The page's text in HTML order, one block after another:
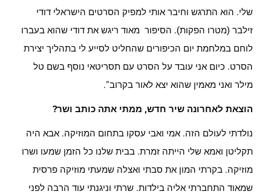
שלי. הוא התרגש וחיבר אותי למפיק הסרטים הישראלי דודי
זילבר (מטרו הפקות). הסיפור מאוד ריגש את דודי שהוא בעברו
לוחם במלחמת יום הכיפורים שהחליט לסייע לי בתהליך יצירת
הסרט. כיום אני עובד על הסרט עם תסריטאי נוסף בשם טל
מילר ואני מאמין שהוא יצא לאור בקרוב".
הוצאת לאחרונה שיר חדש, ממתי אתה כותב ושר?
נולדתי לעולם הזה. אמי ואבי עסקו בתחום המוזיקה. אבא היה
תקליטן ואמא שלי הייתה זמרת. בבית שלנו כל הזמן שמעו ושרו
מוזיקה. בקרתי המון את סבתי ואצלה שמעתי מוזיקה פרסית
שמאוד התחברתי אליה בילדות. שרתי וניגנתי עוד הרבה לפני